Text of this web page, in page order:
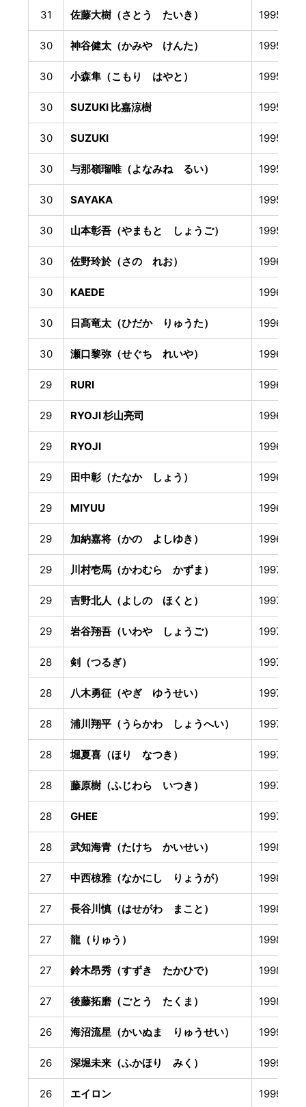
31 佐藤大樹（さとう たいき） 1995年1
30 神谷健太（かみや けんた） 1995年5
30 小森隼（こもり はやと） 1995年6
30 SUZUKI 比嘉涼樹 1995年8
30 SUZUKI 1995年8
30 与那嶺瑠唯（よなみね るい） 1995年8
30 SAYAKA 1995年9
30 山本彰吾（やまもと しょうご） 1995年
30 佐野玲於（さの れお） 1996年1
30 KAEDE 1996年1
30 日髙竜太（ひだか りゅうた） 1996年1
30 瀬口黎弥（せぐち れいや） 1996年3
29 RURI 1996年4
29 RYOJI 杉山亮司 1996年5
29 RYOJI 1996年5
29 田中彰（たなか しょう） 1996年7
29 MIYUU 1996年8
29 加納嘉将（かの よしゆき） 1996年9
29 川村壱馬（かわむら かずま） 1997年1
29 吉野北人（よしの ほくと） 1997年3
29 岩谷翔吾（いわや しょうご） 1997年3
28 剣（つるぎ） 1997年4
28 八木勇征（やぎ ゆうせい） 1997年5
28 浦川翔平（うらかわ しょうへい） 1997年5
28 堀夏喜（ほり なつき） 1997年8
28 藤原樹（ふじわら いつき） 1997年
28 GHEE 1997年
28 武知海青（たけち かいせい） 1998年2
27 中西椋雅（なかにし りょうが） 1998年6
27 長谷川慎（はせがわ まこと） 1998年7
27 龍（りゅう） 1998年9
27 鈴木昂秀（すずき たかひで） 1998年
27 後藤拓磨（ごとう たくま） 1998年
26 海沼流星（かいぬま りゅうせい） 1999年6
26 深堀未来（ふかほり みく） 1999年7
26 エイロン 1999年7